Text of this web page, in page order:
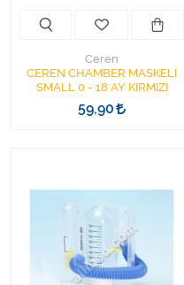
Ceren
CEREN CHAMBER MASKELİ
SMALL 0 - 18 AY KIRMIZI
59,90